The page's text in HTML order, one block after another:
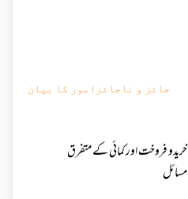
جائز و ناجائزامور کا بیان
خریدو فروخت اور کمائی کے متفرق
مسائل